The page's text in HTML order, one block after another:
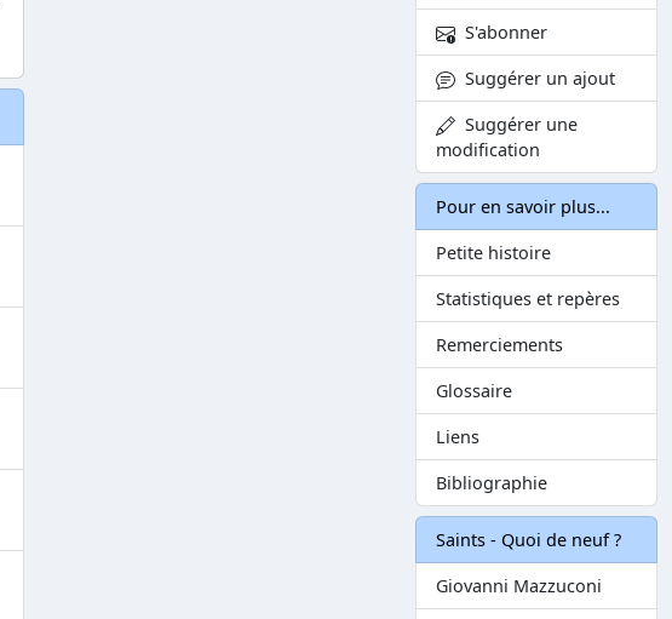
S'abonner
Suggérer un ajout
Suggérer une
modification
Pour en savoir plus...
Petite histoire
Statistiques et repères
Remerciements
Glossaire
Liens
Bibliographie
Saints - Quoi de neuf ?
Giovanni Mazzuconi